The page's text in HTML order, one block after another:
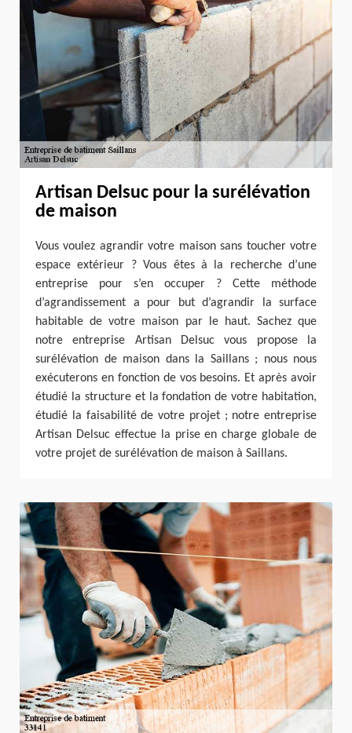
Artisan Delsuc pour la surélévation
de maison
Vous voulez agrandir votre maison sans toucher votre
espace extérieur ? Vous êtes à la recherche d’une
entreprise pour s’en occuper ? Cette méthode
d’agrandissement a pour but d’agrandir la surface
habitable de votre maison par le haut. Sachez que
notre entreprise Artisan Delsuc vous propose la
surélévation de maison dans la Saillans ; nous nous
exécuterons en fonction de vos besoins. Et après avoir
étudié la structure et la fondation de votre habitation,
étudié la faisabilité de votre projet ; notre entreprise
Artisan Delsuc effectue la prise en charge globale de
votre projet de surélévation de maison à Saillans.